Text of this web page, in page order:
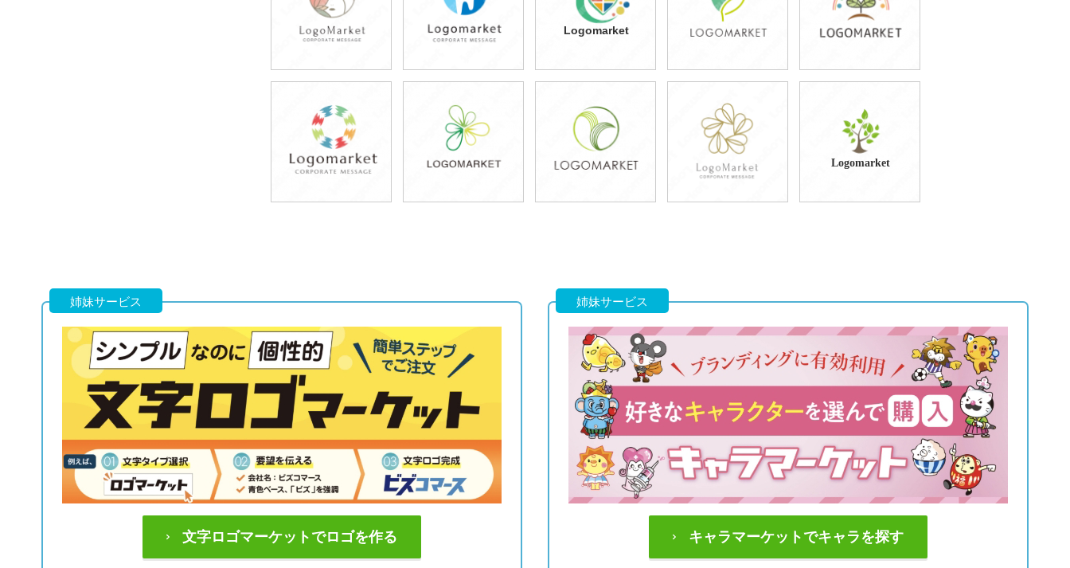
79,800円
(税込87,780円)
79,800円
(税込87,780円)
Logomarket
39,800円
(税込43,780円)
59,800円
(税込65,780円)
49,800円
(税込54,780円)
Logomarket
姉妹サービス
文字ロゴマーケットでロゴを作る
姉妹サービス
キャラマーケットでキャラを探す